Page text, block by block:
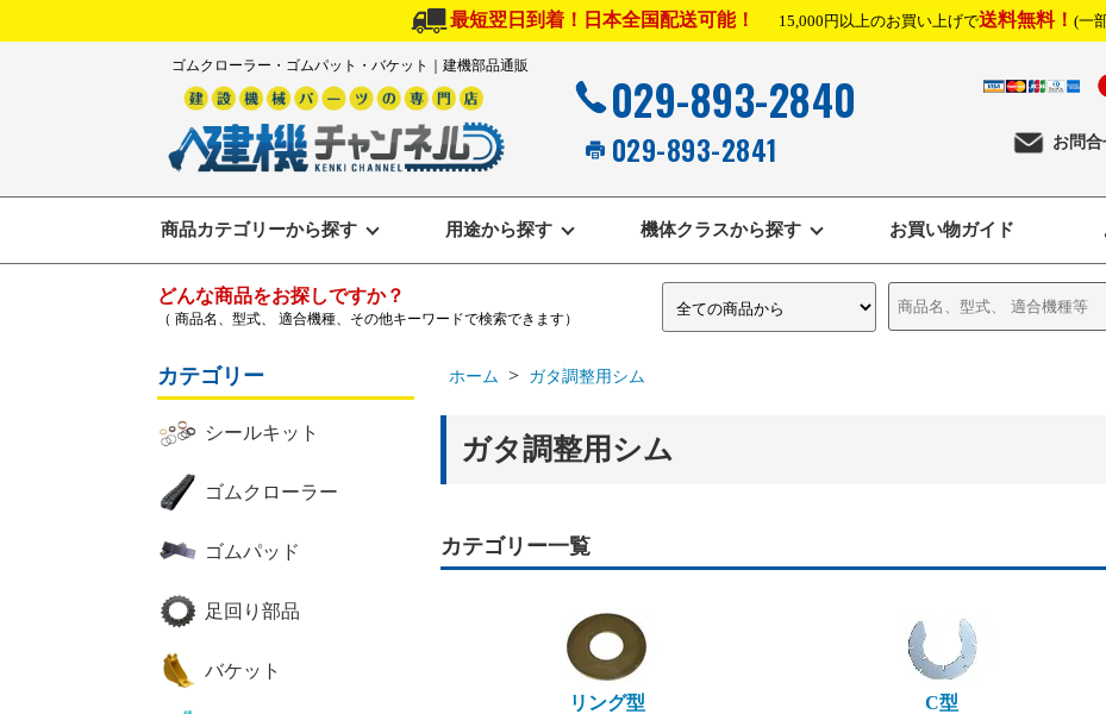
最短翌日到着！日本全国配送可能！ 15,000円以上のお買い上げで送料無料！ (一
ゴムクローラー・ゴムパット・バケット｜建機部品通販
029-893-2840
029-893-2841 お問合
商品カテゴリーから探す 用途から探す 機体クラスから探す お買い物ガイド
どんな商品をお探しですか？
（ 商品名、型式、 適合機種、その他キーワードで検索できます）
カテゴリー
シールキット
ゴムクローラー
ゴムパッド
足回り部品
バケット
ホーム > ガタ調整用シム
ガタ調整用シム
カテゴリー一覧
リング型 C型